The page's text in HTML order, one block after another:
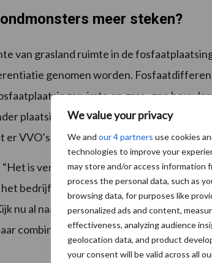
We value your privacy
We and our 4 partners use cookies
technologies to improve your
may store and/or access information
process the personal data, such as
browsing data, for purposes like
personalized ads and content,
effectiveness, analyzing audience
geolocation data, and product
your consent will be valid across all
meer steken?
van grasland ruimte in de
genomen worden.
op gras- gen
plaatsing van eigen fosfaat kan zorgen
er VVO’s gekocht moeten worden.
is verstandig is om goed te kijken
het bedrijf met de consequenties voor
nu al naar alternatieven die passen
combinaties die praktisch uitvoerbaar